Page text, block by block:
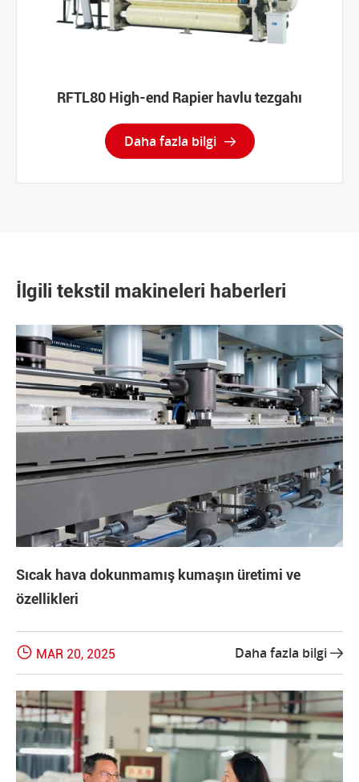
RFTL80 High-end Rapier havlu tezgahı
Daha fazla bilgi 
İlgili tekstil makineleri haberleri
Sıcak hava dokunmamış kumaşın üretimi ve
özellikleri
 MAR 20, 2025 Daha fazla bilgi 